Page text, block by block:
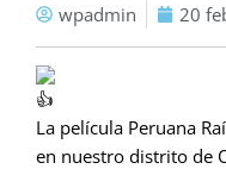
wpadmin 20
La película Peruana
en nuestro distrito de